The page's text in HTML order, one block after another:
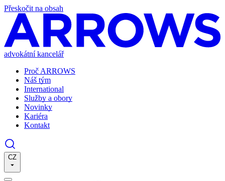
Přeskočit na obsah
advokátní kancelář
Proč ARROWS
Náš tým
International
Služby a obory
Novinky
Kariéra
Kontakt
CZ